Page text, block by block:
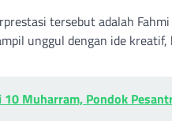
tersebut adalah
unggul dengan ide
10 Muharram, Pondok